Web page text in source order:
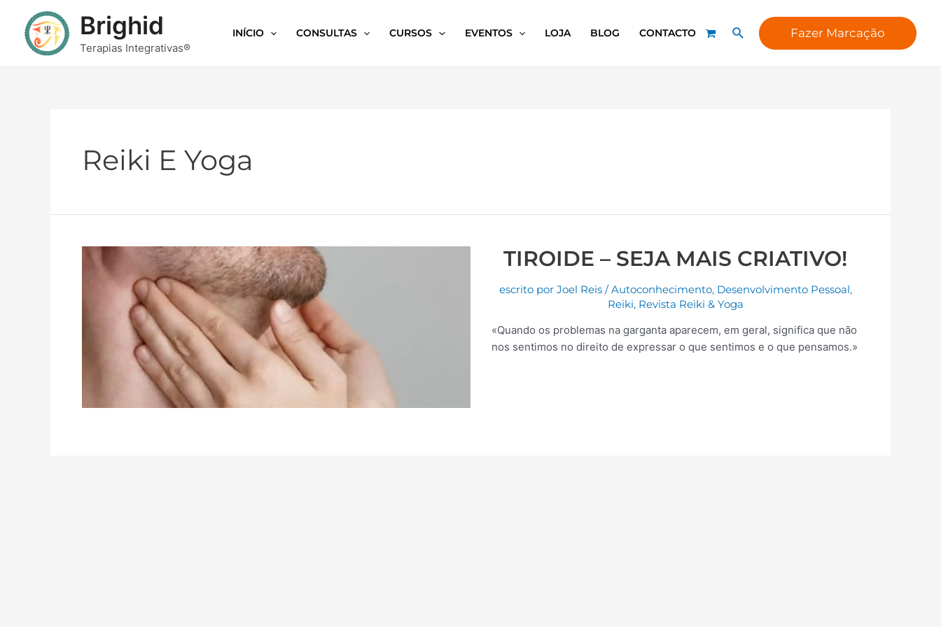
Brighid
Terapias Integrativas®
INÍCIO CONSULTAS CURSOS EVENTOS LOJA BLOG CONTACTO Fazer Marcação
Reiki E Yoga
TIROIDE – SEJA MAIS CRIATIVO!
escrito por Joel Reis /Autoconhecimento, Desenvolvimento Pessoal,
Reiki, Revista Reiki & Yoga
«Quando os problemas na garganta aparecem, em geral, significa que não
nos sentimos no direito de expressar o que sentimos e o que pensamos.»